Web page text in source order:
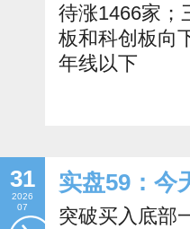
待涨1466家；
板和科创板向
年线以下
31
2026
07
实盘59：今
突破买入底部